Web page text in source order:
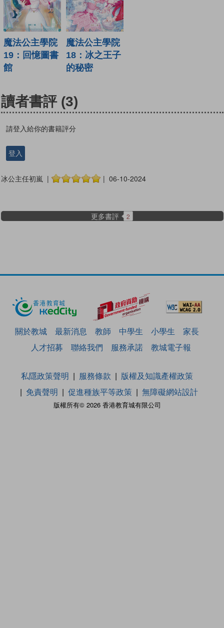
魔法公主學院
19：回憶圖書
館
魔法公主學院
18：冰之王子
的秘密
讀者書評 (3)
請登入給你的書籍評分
登入
冰公主任初嵐 | | 06-10-2024
更多書評 2
關於教城 最新消息 教師 中學生 小學生
家長
人才招募
聯絡我們 服務承諾 教城電子報
版權所有© 2026 香港教育城有限公司
私隱政策聲明 服務條款
版權及知識產權政策
免責聲明
促進種族平等政策 無障礙網站設計